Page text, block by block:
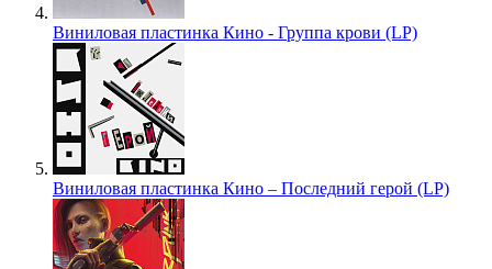
Виниловая пластинка Кино - Группа крови (LP)
Виниловая пластинка Кино – Последний герой (LP)